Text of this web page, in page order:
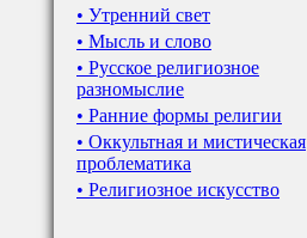
• Утренний свет
• Мысль и слово
• Русское религиозное
разномыслие
• Ранние формы религии
• Оккультная и мистическая
проблематика
• Религиозное искусство